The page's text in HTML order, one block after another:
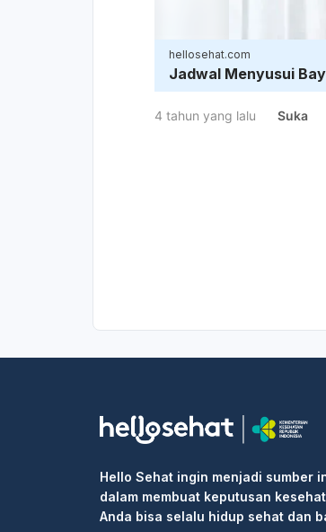
hellosehat.com
Jadwal Menyusui
4 tahun yang lalu Suka
Hello Sehat ingin menjadi sumber
dalam membuat keputusan
Anda bisa selalu hidup sehat dan